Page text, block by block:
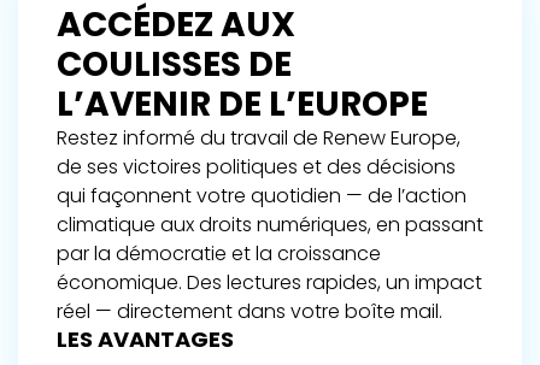
ACCÉDEZ AUX
COULISSES DE
L’AVENIR DE L’EUROPE
Restez informé du travail de Renew Europe,
de ses victoires politiques et des décisions
qui façonnent votre quotidien — de l’action
climatique aux droits numériques, en passant
par la démocratie et la croissance
économique. Des lectures rapides, un impact
réel — directement dans votre boîte mail.
LES AVANTAGES